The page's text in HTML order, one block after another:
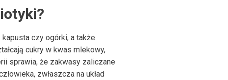
czy ogórki, a także
cukry w kwas mlekowy,
sprawia, że zakwasy zaliczane
zwłaszcza na układ